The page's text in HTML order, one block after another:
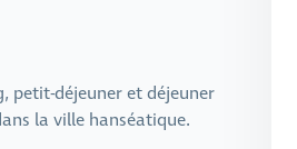
petit-déjeuner et déjeuner
la ville hanséatique.